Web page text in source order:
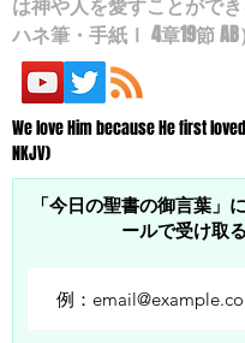
ハネ筆・手紙Ⅰ 4章19節 AB）
We love Him because He first
NKJV)
「今日の聖書の御言葉」
ールで受け取